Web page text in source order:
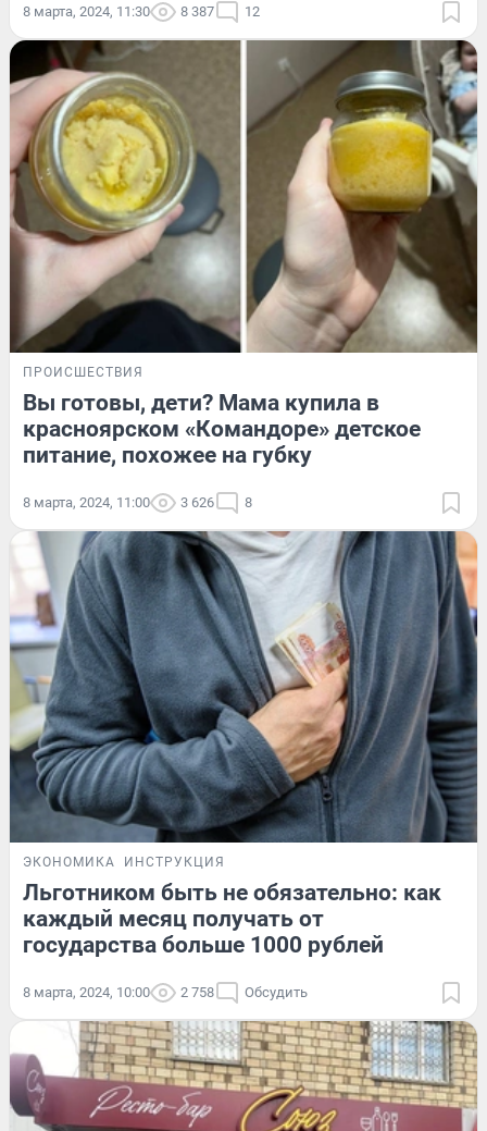
8 марта, 2024, 11:30 8 387 12
ПРОИСШЕСТВИЯ
Вы готовы, дети? Мама купила в
красноярском «Командоре» детское
питание, похожее на губку
8 марта, 2024, 11:00 3 626 8
ЭКОНОМИКА ИНСТРУКЦИЯ
Льготником быть не обязательно: как
каждый месяц получать от
государства больше 1000 рублей
8 марта, 2024, 10:00 2 758 Обсудить